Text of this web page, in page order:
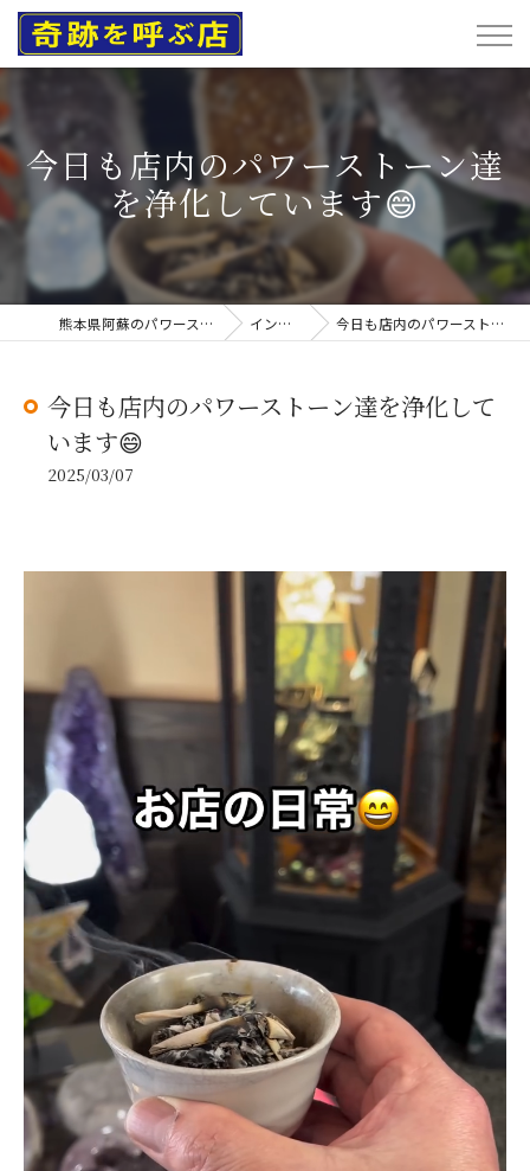
今日も店内のパワーストーン達
を浄化しています😄
熊本県阿蘇のパワーストーンなら奇跡を呼ぶ店 インスタグラム 今日も店内のパワーストーン達を浄化しています😄
今日も店内のパワーストーン達を浄化して
います😄
2025/03/07